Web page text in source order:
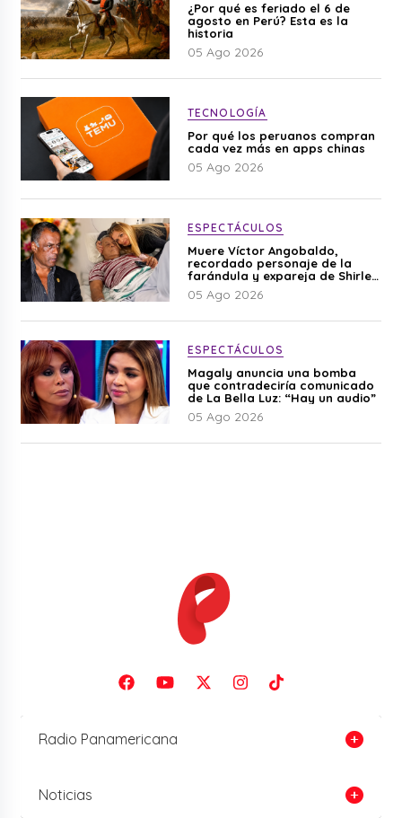
¿Por qué es feriado el 6 de
agosto en Perú? Esta es la
historia
05 Ago 2026
TECNOLOGÍA
Por qué los peruanos compran
cada vez más en apps chinas
05 Ago 2026
ESPECTÁCULOS
Muere Víctor Angobaldo,
recordado personaje de la
farándula y expareja de Shirley
Cherres
05 Ago 2026
ESPECTÁCULOS
Magaly anuncia una bomba
que contradeciría comunicado
de La Bella Luz: “Hay un audio”
05 Ago 2026
Radio Panamericana
Noticias